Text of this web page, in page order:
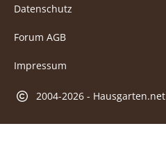
Datenschutz
Forum AGB
Impressum
2004-2026 - Hausgarten.net